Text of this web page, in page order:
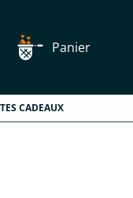
Panier
CADEAUX